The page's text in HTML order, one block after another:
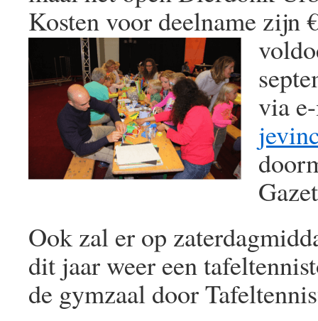
Kosten voor deelname zijn
via
Ook zal er op
dit jaar weer een
de gymzaal door